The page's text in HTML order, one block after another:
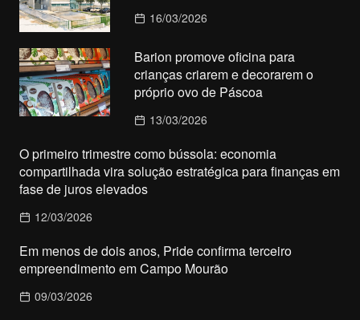
16/03/2026
Barion promove oficina para
crianças criarem e decorarem o
próprio ovo de Páscoa
13/03/2026
O primeiro trimestre como bússola: economia
compartilhada vira solução estratégica para finanças em
fase de juros elevados
12/03/2026
Em menos de dois anos, Pride confirma terceiro
empreendimento em Campo Mourão
09/03/2026